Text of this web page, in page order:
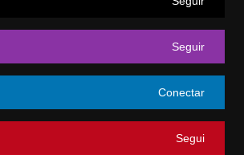
Seguir
Conectar
Segui